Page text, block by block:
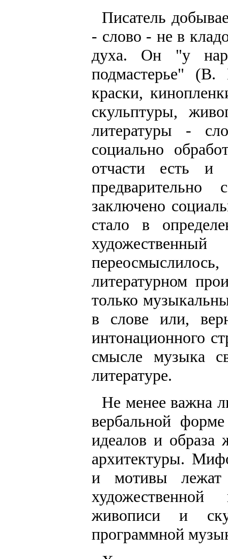
Писатель
- слово - не в
духа. Он "у
подмастерье"
краски,
скульптуры,
литературы -
социально
отчасти есть
заключено
стало в
литературном
только
в слове или,
интонационного
смысле музыка
литературе.
Не менее важна
вербальной форме
идеалов и
архитектуры.
и мотивы
живописи и
программной